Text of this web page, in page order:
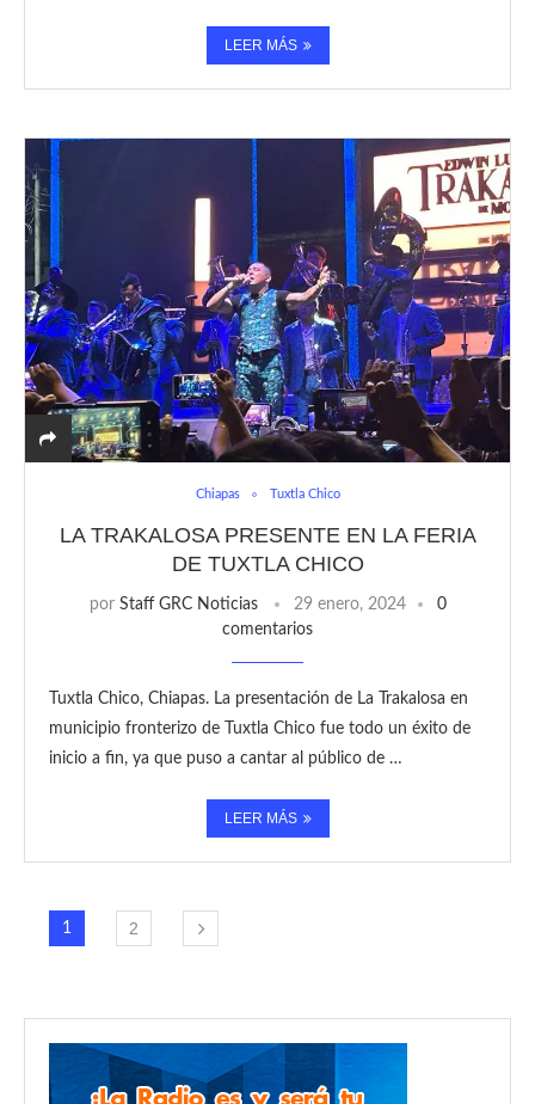
LEER MÁS
Chiapas Tuxtla Chico
LA TRAKALOSA PRESENTE EN LA FERIA
DE TUXTLA CHICO
por Staff GRC Noticias 29 enero, 2024
0
comentarios
Tuxtla Chico, Chiapas. La presentación de La Trakalosa en
municipio fronterizo de Tuxtla Chico fue todo un éxito de
inicio a fin, ya que puso a cantar al público de …
LEER MÁS
1 2